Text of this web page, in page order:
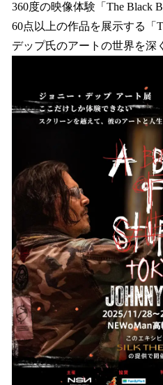
360度の映像体験「The Black
60点以上の作品を展示する「
デップ氏のアートの世界を深